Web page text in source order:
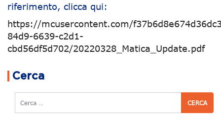
riferimento, clicca qui:
https://mcusercontent.com/
84d9-6639-c2d1-
cbd56df5d702/20220328_Matica_Update.pdf
Cerca
Cerca